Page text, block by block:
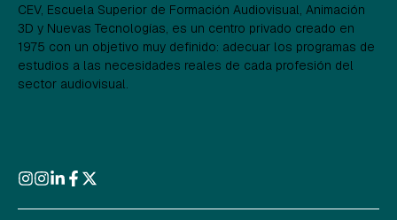
CEV, Escuela Superior de Formación Audiovisual, Animación
3D y Nuevas Tecnologías, es un centro privado creado en
1975 con un objetivo muy definido: adecuar los programas de
estudios a las necesidades reales de cada profesión del
sector audiovisual.